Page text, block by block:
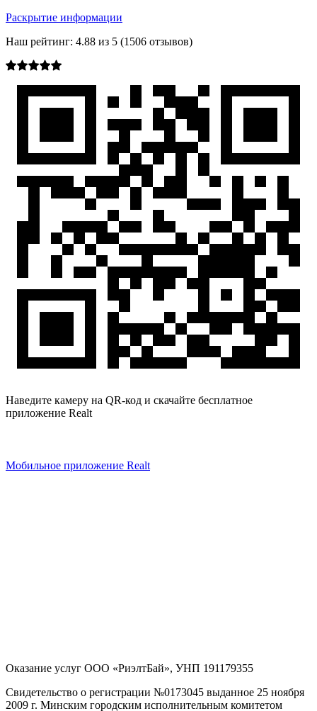
Раскрытие информации
Наш рейтинг: 4.88 из 5 (1506 отзывов)
Наведите камеру на QR-код и скачайте бесплатное
приложение Realt
Мобильное приложение Realt
Оказание услуг ООО «РиэлтБай», УНП 191179355
Свидетельство о регистрации №0173045 выданное 25 ноября
2009 г. Минским городским исполнительным комитетом